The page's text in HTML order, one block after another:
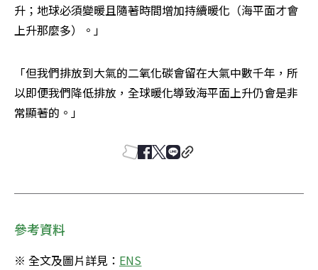
升；地球必須變暖且隨著時間增加持續暖化（海平面才會
上升那麼多）。」
「但我們排放到大氣的二氧化碳會留在大氣中數千年，所
以即便我們降低排放，全球暖化導致海平面上升仍會是非
常顯著的。」
參考資料
※ 全文及圖片詳見： ENS